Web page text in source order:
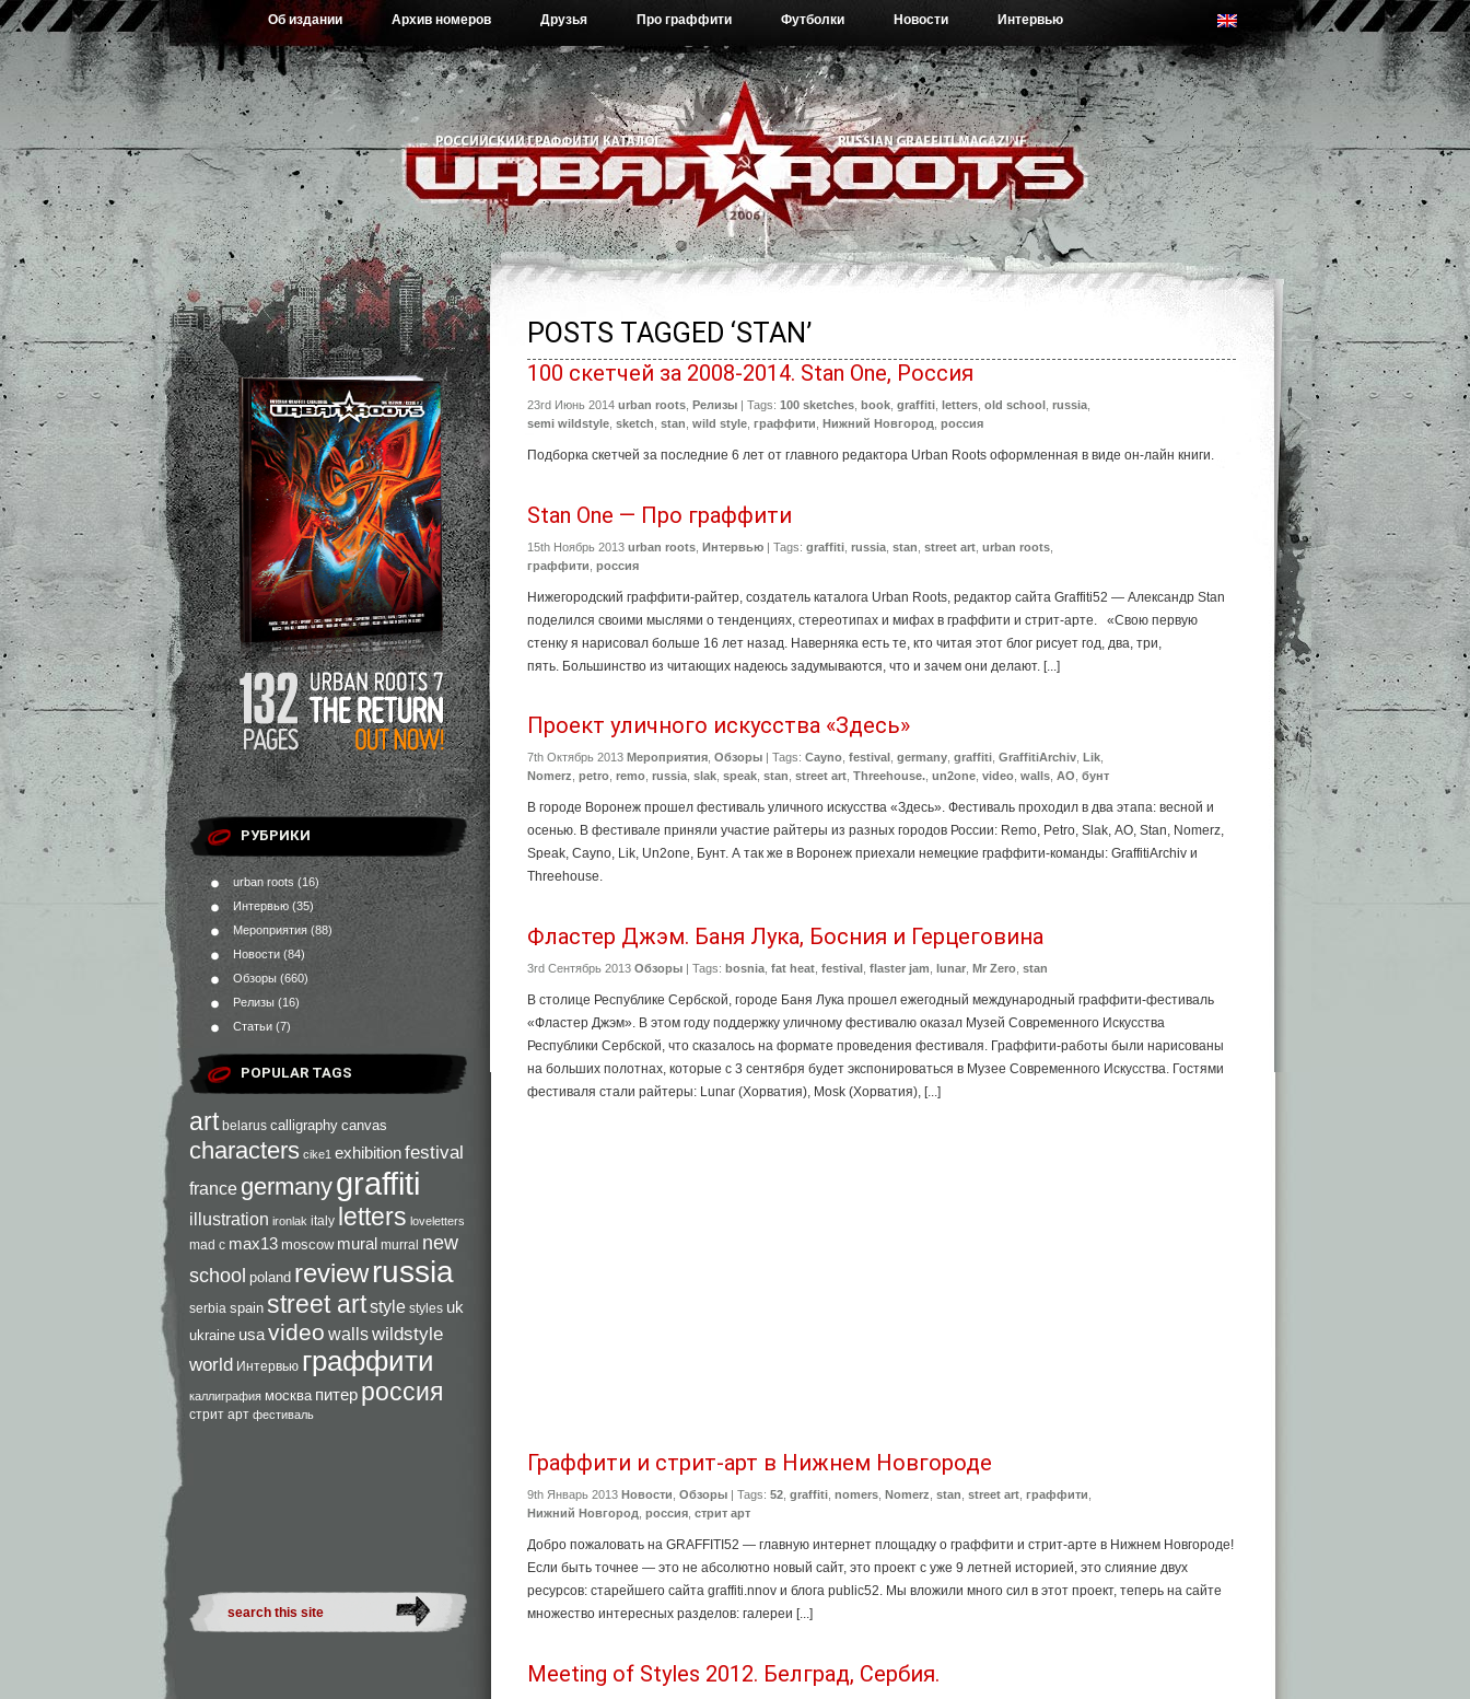
Об издании Архив номеров Друзья Про граффити Футболки Новости Интервью
РУБРИКИ
urban roots (16)
Интервью (35)
Мероприятия (88)
Новости (84)
Обзоры (660)
Релизы (16)
Статьи (7)
POPULAR TAGS
art belarus calligraphy canvas
characters cike1 exhibitionfestival
france germanygraffiti
illustration ironlak italy letters loveletters
mad c max13 moscow mural murral new
school poland reviewrussia
serbia spain street artstyle styles uk
ukraine usavideo wallswildstyle
world Интервью граффити
каллиграфия москва питер россия
стрит арт фестиваль
POSTS TAGGED ‘STAN’
100 скетчей за 2008-2014. Stan One, Россия
23rd Июнь 2014 urban roots Релизы | Tags: 100 sketches book graffiti letters old school russia
semi wildstyle sketch stan wild style граффити Нижний Новгород россия
Подборка скетчей за последние 6 лет от главного редактора Urban Roots оформленная в виде он-лайн книги.
Stan One — Про граффити
15th Ноябрь 2013 urban roots Интервью | Tags: graffiti russia stan street art urban roots
граффити россия
Нижегородский граффити-райтер, создатель каталога Urban Roots, редактор сайта Graffiti52 — Александр Stan
поделился своими мыслями о тенденциях, стереотипах и мифах в граффити и стрит-арте. «Свою первую
стенку я нарисовал больше 16 лет назад. Наверняка есть те, кто читая этот блог рисует год, два, три,
пять. Большинство из читающих надеюсь задумываются, что и зачем они делают. [...]
Проект уличного искусства «Здесь»
7th Октябрь 2013 Мероприятия Обзоры | Tags: Cayno festival germany graffiti GraffitiArchiv Lik
Nomerz petro remo russia slak speak stan street art Threehouse. un2one video walls АО бунт
В городе Воронеж прошел фестиваль уличного искусства «Здесь». Фестиваль проходил в два этапа: весной и
осенью. В фестивале приняли участие райтеры из разных городов России: Remo, Petro, Slak, АО, Stan, Nomerz,
Speak, Cayno, Lik, Un2one, Бунт. А так же в Воронеж приехали немецкие граффити-команды: GraffitiArchiv и
Threehouse.
Фластер Джэм. Баня Лука, Босния и Герцеговина
3rd Сентябрь 2013 Обзоры | Tags: bosnia fat heat festival flaster jam lunar Mr Zero stan
В столице Республике Сербской, городе Баня Лука прошел ежегодный международный граффити-фестиваль
«Фластер Джэм». В этом году поддержку уличному фестивалю оказал Музей Современного Искусства
Республики Сербской, что сказалось на формате проведения фестиваля. Граффити-работы были нарисованы
на больших полотнах, которые с 3 сентября будет экспонироваться в Музее Современного Искусства. Гостями
фестиваля стали райтеры: Lunar (Хорватия), Mosk (Хорватия), [...]
Граффити и стрит-арт в Нижнем Новгороде
9th Январь 2013 Новости Обзоры | Tags: 52 graffiti nomers Nomerz stan street art граффити
Нижний Новгород россия стрит арт
Добро пожаловать на GRAFFITI52 — главную интернет площадку о граффити и стрит-арте в Нижнем Новгороде!
Если быть точнее — это не абсолютно новый сайт, это проект с уже 9 летней историей, это слияние двух
ресурсов: старейшего сайта graffiti.nnov и блога public52. Мы вложили много сил в этот проект, теперь на сайте
множество интересных разделов: галереи [...]
Meeting of Styles 2012. Белград, Сербия.